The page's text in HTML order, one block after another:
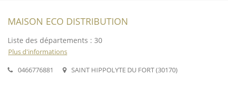
MAISON ECO DISTRIBUTION
Liste des départements : 30
Plus d'informations
0466776881
SAINT HIPPOLYTE DU FORT (30170)